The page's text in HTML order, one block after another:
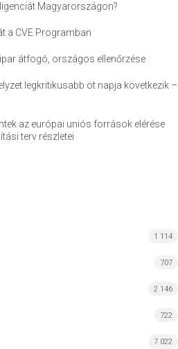
Magyarországon?
a CVE Programban
átfogó, országos ellenőrzése
legkritikusabb öt napja következik –
az európai uniós források elérése
terv részletei
1 114
707
2 146
722
7 022